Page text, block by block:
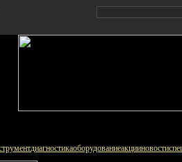
диагностикаоборудованиеакцииновости